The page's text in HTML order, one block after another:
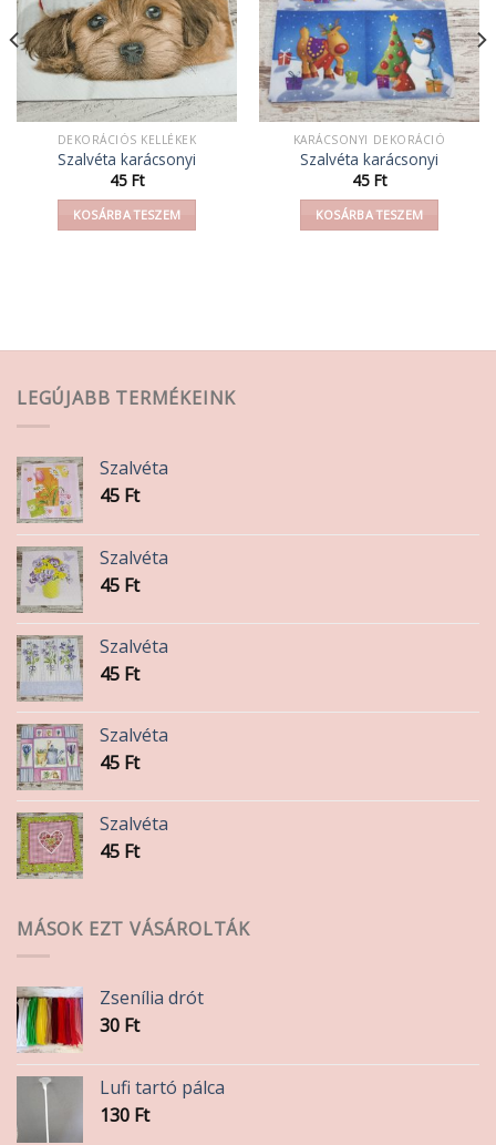
DEKORÁCIÓS KELLÉKEK
Szalvéta karácsonyi
45 Ft
KOSÁRBA TESZEM
KARÁCSONYI DEKORÁCIÓ
Szalvéta karácsonyi
45 Ft
KOSÁRBA TESZEM
LEGÚJABB TERMÉKEINK
Szalvéta
45 Ft
Szalvéta
45 Ft
Szalvéta
45 Ft
Szalvéta
45 Ft
Szalvéta
45 Ft
MÁSOK EZT VÁSÁROLTÁK
Zsenília drót
30 Ft
Lufi tartó pálca
130 Ft